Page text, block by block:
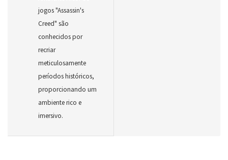
jogos "Assassin's
Creed" são
conhecidos por
recriar
meticulosamente
períodos históricos,
proporcionando um
ambiente rico e
imersivo.